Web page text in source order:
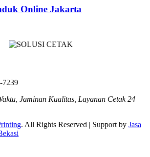
Online Jakarta
7239
Jaminan Kualitas, Layanan Cetak 24
. All Rights Reserved | Support by Jasa